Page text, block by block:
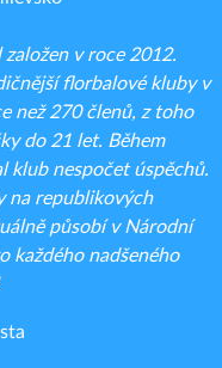
v roce 2012.
florbalové kluby v
než 270 členů, z toho
do 21 let. Během
klub nespočet úspěchů.
na republikových
působí v Národní
každého nadšeného